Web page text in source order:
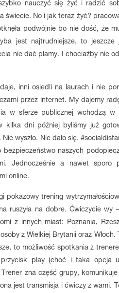
nauczyć się żyć i radzić
świecie. No i jak teraz żyć?
podwójnie bo nie dość, że
jest najtrudniejsze, to jeszcze
nie dać plamy. I chociażby nie
inni osiedli na laurach i nie
przez internet. My dajemy
w sferze publicznej wchodzą w
kilka dni później byliśmy już
wyszło. Nie dało się.
naszych
Jednocześnie a nawet sporo
online.
pokazowy trening
ruszyła na dobre. Ćwiczycie wy
z innych miast: Poznania,
z Wielkiej Brytanii oraz Włoch.
to możliwość spotkania z
przycisk play (choć i taka opcja
zna część grupy,
jest transmisja i ćwiczy z wami.